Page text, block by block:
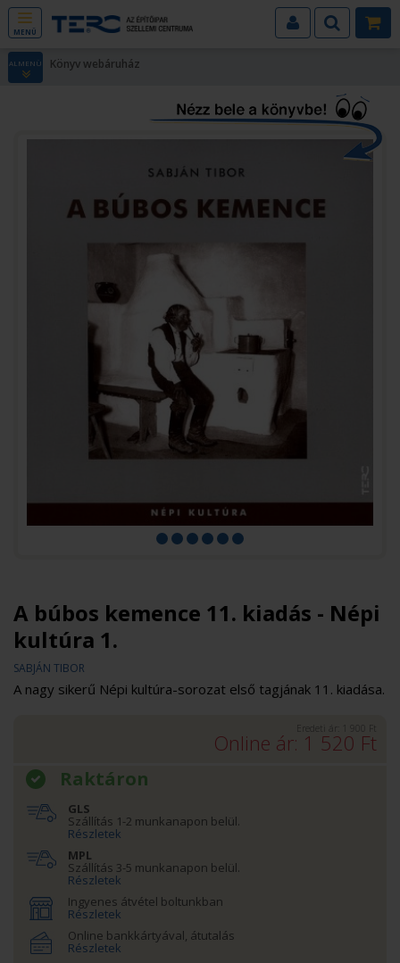
MENÜ
ALMENÜ Könyv webáruház
A búbos kemence 11. kiadás - Népi
kultúra 1.
SABJÁN TIBOR
A nagy sikerű Népi kultúra-sorozat első tagjának 11. kiadása.
Eredeti ár: Ft
Online ár: 1 520 Ft
Raktáron
GLS
Szállítás 1-2 munkanapon belül.
Részletek
MPL
Szállítás 3-5 munkanapon belül.
Részletek
Ingyenes átvétel boltunkban
Részletek
Online bankkártyával, átutalás
Részletek